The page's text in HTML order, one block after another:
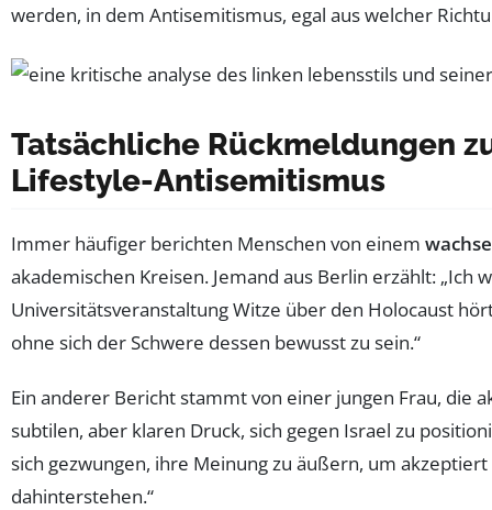
werden, in dem Antisemitismus, egal aus welcher
Tatsächliche Rückmeldungen
Lifestyle-Antisemitismus
Immer häufiger berichten Menschen von einem
akademischen Kreisen. Jemand aus Berlin erzählt: „Ich
Universitätsveranstaltung Witze über den Holocaust
ohne sich der Schwere dessen bewusst zu sein.“
Ein anderer Bericht stammt von einer jungen Frau, die
subtilen, aber klaren Druck, sich gegen Israel zu
sich gezwungen, ihre Meinung zu äußern, um
dahinterstehen.“